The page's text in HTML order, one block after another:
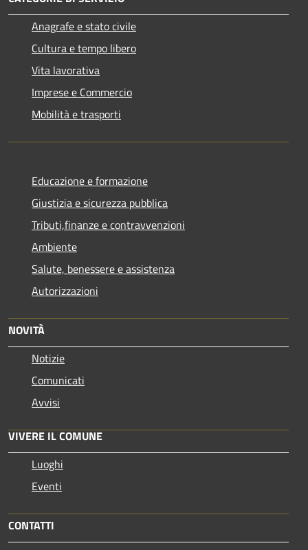
Anagrafe e stato civile
Cultura e tempo libero
Vita lavorativa
Imprese e Commercio
Mobilità e trasporti
Educazione e formazione
Giustizia e sicurezza pubblica
Tributi,finanze e contravvenzioni
Ambiente
Salute, benessere e assistenza
Autorizzazioni
NOVITÀ
Notizie
Comunicati
Avvisi
VIVERE IL COMUNE
Luoghi
Eventi
CONTATTI